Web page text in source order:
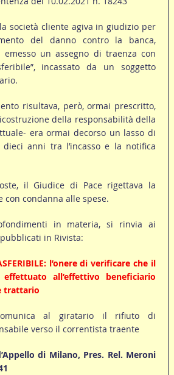
società cliente agiva in giudizio per
del danno contro la banca,
un assegno di traenza con
incassato da un soggetto
risultava, però, ormai prescritto,
della responsabilità della
era ormai decorso un lasso di
anni tra l’incasso e la notifica
il Giudice di Pace rigettava la
con condanna alle spese.
in materia, si rinvia ai
in Rivista:
l’onere di verificare che il
effettuato all’effettivo beneficiario
trattario
al giratario il rifiuto di
verso il correntista traente
di Milano, Pres. Rel. Meroni